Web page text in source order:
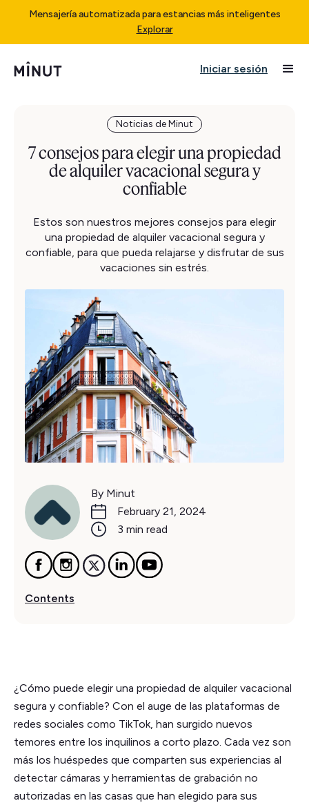
Mensajería automatizada para estancias más inteligentes
Explorar
Iniciar sesión
Noticias de Minut
7 consejos para elegir una propiedad
de alquiler vacacional segura y
confiable
Estos son nuestros mejores consejos para elegir
una propiedad de alquiler vacacional segura y
confiable, para que pueda relajarse y disfrutar de sus
vacaciones sin estrés.
By Minut
February 21, 2024
3 min read
Contents
¿Cómo puede elegir una propiedad de alquiler vacacional
segura y confiable? Con el auge de las plataformas de
redes sociales como TikTok, han surgido nuevos
temores entre los inquilinos a corto plazo. Cada vez son
más los huéspedes que comparten sus experiencias al
detectar cámaras y herramientas de grabación no
autorizadas en las casas que han elegido para sus